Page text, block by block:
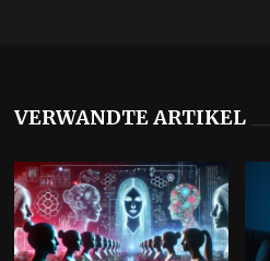
VERWANDTE ARTIKEL